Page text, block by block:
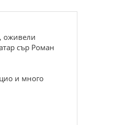
оживели
сър Роман
и много